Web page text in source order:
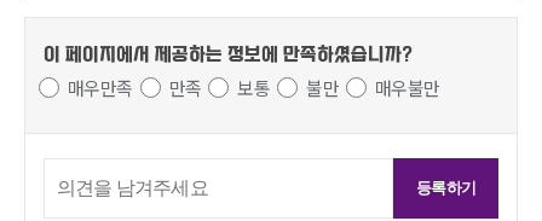
이 페이지에서 제공하는 정보에 만족하셨습니까?
매우만족 만족 보통 불만 매우불만